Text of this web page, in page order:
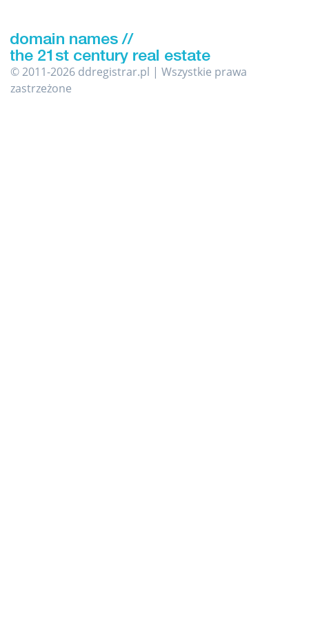
© 2011-2026 ddregistrar.pl | Wszystkie prawa
zastrzeżone